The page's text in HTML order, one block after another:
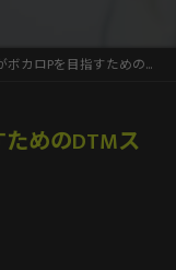
目指すためのDTMスクール選び徹底ガイド
めのDTMス